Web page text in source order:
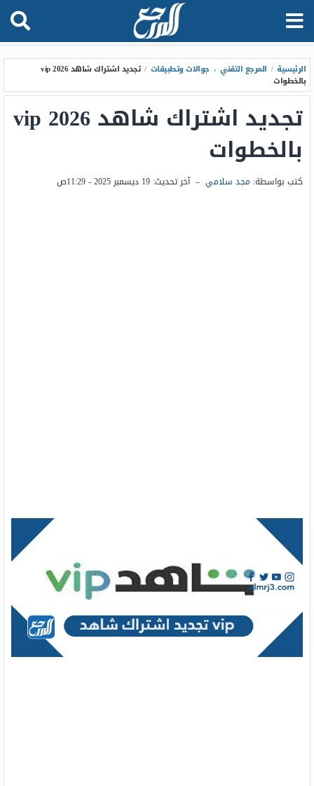
الرئيسية / المرجع التقني ، جوالات وتطبيقات /
تجديد اشتراك شاهد vip 2026
بالخطوات
تجديد اشتراك شاهد vip 2026
بالخطوات
كتب بواسطة: مجد سلامي – آخر تحديث: 19 ديسمبر 2025 - 11:29ص